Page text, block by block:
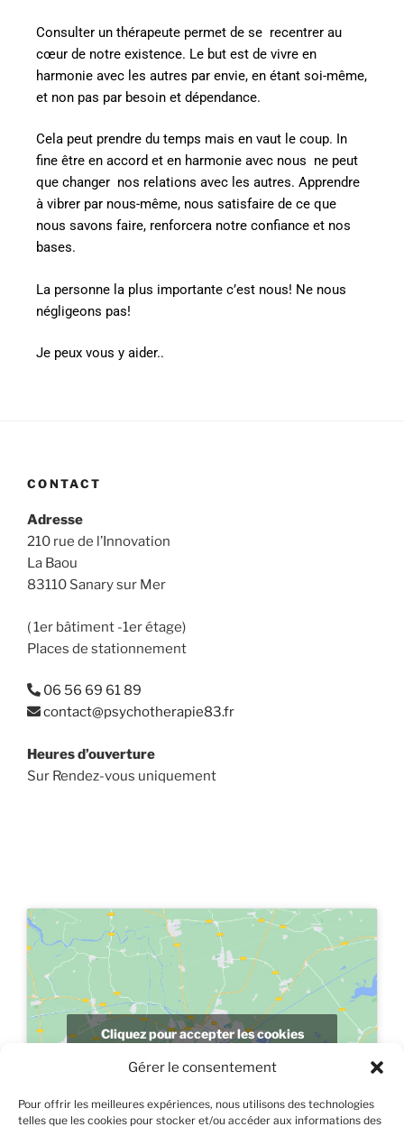
Gérer le consentement
Pour offrir les meilleures expériences, nous utilisons des technologies
telles que les cookies pour stocker et/ou accéder aux informations des
Consulter un thérapeute permet de se recentrer au
cœur de notre existence. Le but est de vivre en
harmonie avec les autres par envie, en étant soi-même,
et non pas par besoin et dépendance.
Cela peut prendre du temps mais en vaut le coup. In
fine être en accord et en harmonie avec nous ne peut
que changer nos relations avec les autres. Apprendre
à vibrer par nous-même, nous satisfaire de ce que
nous savons faire, renforcera notre confiance et nos
bases.
La personne la plus importante c’est nous! Ne nous
négligeons pas!
Je peux vous y aider..
CONTACT
Adresse
210 rue de l’Innovation
La Baou
83110 Sanary sur Mer
( 1er bâtiment -1er étage)
Places de stationnement
06 56 69 61 89
contact@psychotherapie83.fr
Heures d’ouverture
Sur Rendez-vous uniquement
Cliquez pour accepter les cookies